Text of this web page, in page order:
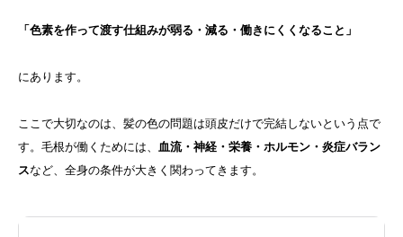
「色素を作って渡す仕組みが弱る・減る・働きにくくなること」
にあります。
ここで大切なのは、髪の色の問題は頭皮だけで完結しないという点で
す。毛根が働くためには、 血流・神経・栄養・ホルモン・炎症バラン
スなど、全身の条件が大きく関わってきます。